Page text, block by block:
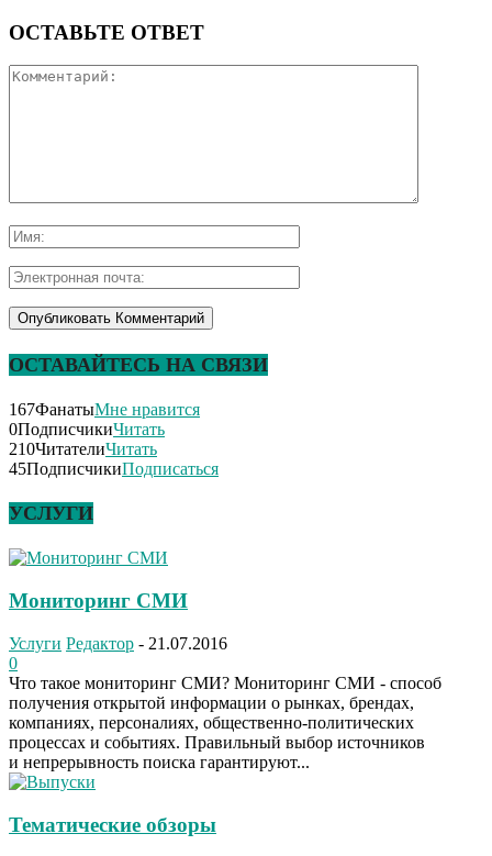
ОСТАВЬТЕ ОТВЕТ
ОСТАВАЙТЕСЬ НА СВЯЗИ
167ФанатыМне нравится
0ПодписчикиЧитать
210ЧитателиЧитать
45ПодписчикиПодписаться
УСЛУГИ
Мониторинг СМИ
Услуги Редактор - 21.07.2016
0
Что такое мониторинг СМИ? Мониторинг СМИ - способ
получения открытой информации о рынках, брендах,
компаниях, персоналиях, общественно-политических
процессах и событиях. Правильный выбор источников
и непрерывность поиска гарантируют...
Тематические обзоры